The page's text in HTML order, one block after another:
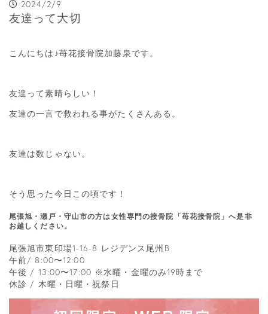
2024/2/9
友達って大切
こんにちは♪苺花接骨院加藤泉です。
友達って素晴らしい！
友達の一言で救われる事がたくさんある。
友達は数じゃない。
そう思った今日この頃です！
尾張旭・瀬戸・守山市の方は女性専門の接骨院「苺花接骨院」へ是非
お越しください。
尾張旭市東印場1-16-8 レジデンス尾州B
午前/ 8:00〜12:00
午後 / 13:00〜17:00 ※水曜・金曜のみ19時まで
休診 / 木曜・日曜・祝祭日